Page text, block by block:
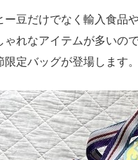
豆だけでなく輸入食品
ゃれなアイテムが多いの
限定バッグが登場します。